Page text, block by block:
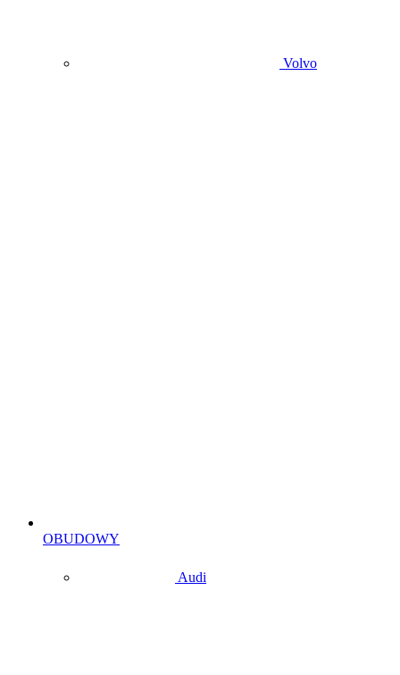
Volvo
OBUDOWY
Audi